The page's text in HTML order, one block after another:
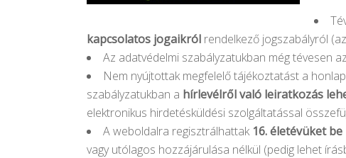
kapcsolatos jogaikról rendelkező jogszabályról
Az adatvédelmi szabályzatukban még tévesen az
Nem nyújtottak megfelelő tájékoztatást a
szabályzatukban a hírlevélről való leiratkozás
elektronikus hirdetésküldési szolgáltatással
A weboldalra regisztrálhattak16. életévüket
vagy utólagos hozzájárulása nélkül (pedig lehet